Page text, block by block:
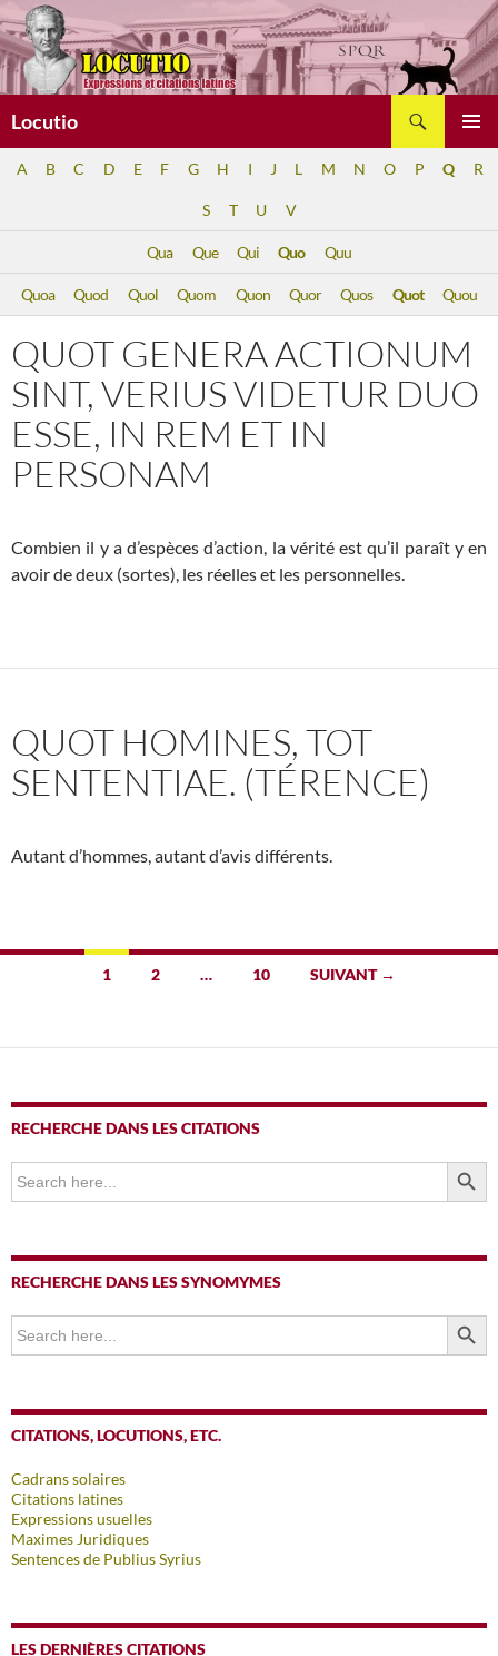
Aller
au
contenu
Locutio
A B C D E F G H I J L M N O P Q R
S T U V
Qua Que Qui Quo Quu
Quoa Quod Quol Quom Quon Quor Quos Quot Quou
QUOT GENERA ACTIONUM
SINT, VERIUS VIDETUR DUO
ESSE, IN REM ET IN
PERSONAM
Combien il y a d’espèces d’action, la vérité est qu’il paraît y en
avoir de deux (sortes), les réelles et les personnelles.
QUOT HOMINES, TOT
SENTENTIAE. (TÉRENCE)
Autant d’hommes, autant d’avis différents.
Navigation
articles
1 2 … 10 SUIVANT →
RECHERCHE DANS LES CITATIONS
Search
for:
SEARCH
RECHERCHE DANS LES SYNOMYMES
Search
for:
SEARCH
CITATIONS, LOCUTIONS, ETC.
Cadrans solaires
Citations latines
Expressions usuelles
Maximes Juridiques
Sentences de Publius Syrius
LES DERNIÈRES CITATIONS